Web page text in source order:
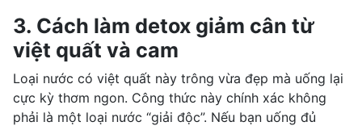
3. Cách làm detox giảm cân từ
việt quất và cam
Loại nước có việt quất này trông vừa đẹp mà uống lại
cực kỳ thơm ngon. Công thức này chính xác không
phải là một loại nước “giải độc”. Nếu bạn uống đủ